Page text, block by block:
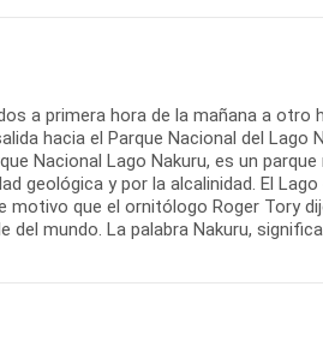
a primera hora de la mañana a otro
hacia el Parque Nacional del Lago
Nacional Lago Nakuru, es un
geológica y por la alcalinidad. El
que el ornitólogo Roger Tory
mundo. La palabra Nakuru,